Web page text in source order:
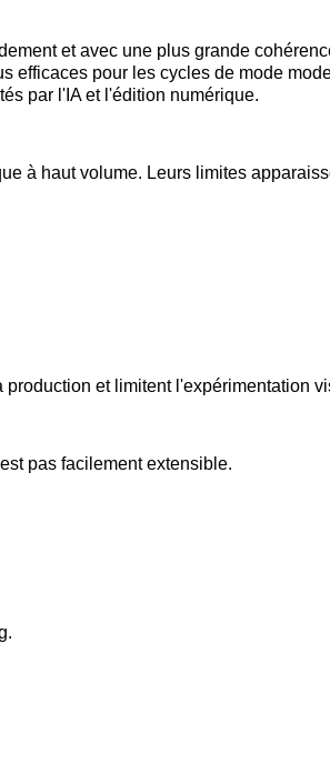
et avec une plus grande
efficaces pour les cycles de mode
par l'IA et l'édition numérique.
à haut volume. Leurs limites
et limitent l'expérimentation
pas facilement extensible.